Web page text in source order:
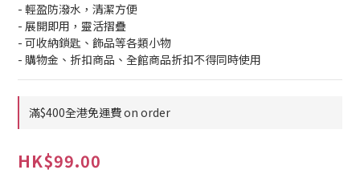
- 輕盈防潑水，清潔方便
- 展開即用，靈活摺疊
- 可收納鎖匙、飾品等各類小物
- 購物金、折扣商品、全館商品折扣不得同時使用
滿$400全港免運費 on order
HK$99.00